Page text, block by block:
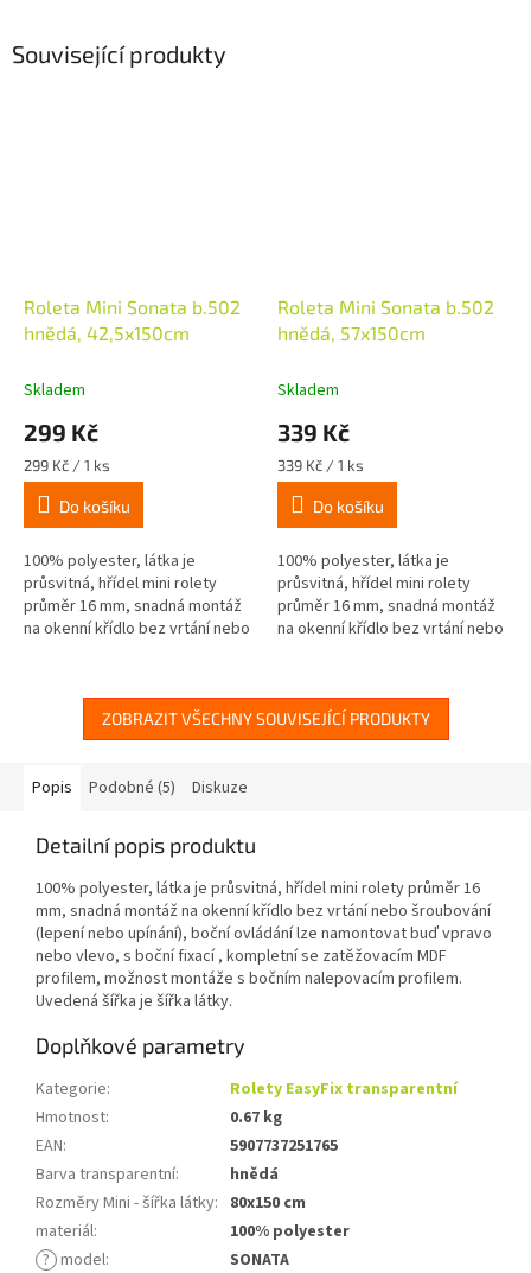
Související produkty
Roleta Mini Sonata b.502
hnědá, 42,5x150cm
Skladem
299 Kč
Měrná
cena:
299 Kč / 1 ks
Do košíku
100% polyester, látka je
průsvitná, hřídel mini rolety
průměr 16 mm, snadná montáž
na okenní křídlo bez vrtání nebo
Roleta Mini Sonata b.502
hnědá, 57x150cm
Skladem
339 Kč
Měrná
cena:
339 Kč / 1 ks
Do košíku
100% polyester, látka je
průsvitná, hřídel mini rolety
průměr 16 mm, snadná montáž
na okenní křídlo bez vrtání nebo
ZOBRAZIT VŠECHNY SOUVISEJÍCÍ PRODUKTY
Popis Podobné (5) Diskuze
Detailní popis produktu
100% polyester, látka je průsvitná, hřídel mini rolety průměr 16
mm, snadná montáž na okenní křídlo bez vrtání nebo šroubování
(lepení nebo upínání), boční ovládání lze namontovat buď vpravo
nebo vlevo, s boční fixací , kompletní se zatěžovacím MDF
profilem, možnost montáže s bočním nalepovacím profilem.
Uvedená šířka je šířka látky.
Doplňkové parametry
Kategorie:
Rolety EasyFix transparentní
Hmotnost:
0.67 kg
EAN:
5907737251765
Barva transparentní:
hnědá
Rozměry Mini - šířka látky: 80x150 cm
materiál:
100% polyester
? model: SONATA